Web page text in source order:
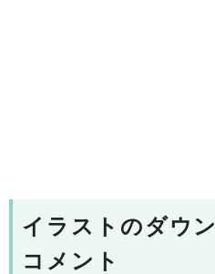
イラストのダウ
コメント